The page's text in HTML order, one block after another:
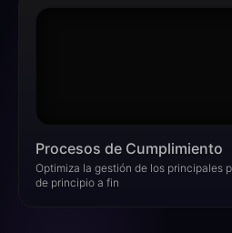
Procesos de Cumplimiento​
Optimiza la gestión de los principales
de principio a fin